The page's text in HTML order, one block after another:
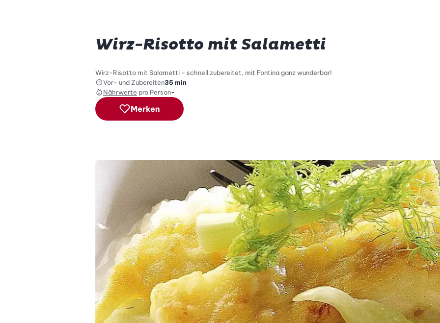
Wirz-Risotto mit Salametti
Wirz-Risotto mit Salametti - schnell zubereitet, mit Fontina ganz wunderbar!
Vor- und Zubereiten35 min
Nährwerte pro Person-
Merken